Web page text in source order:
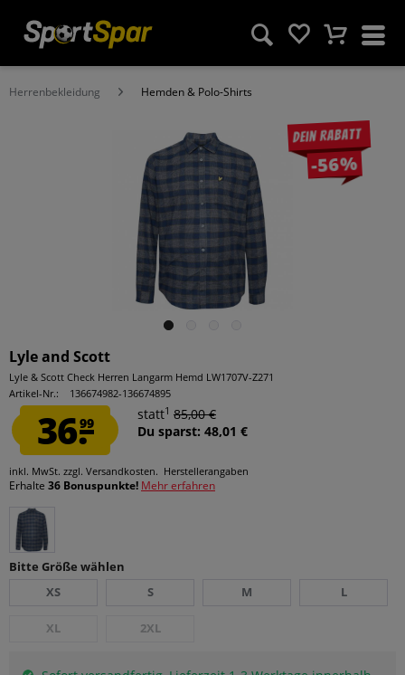
Herrenbekleidung Hemden & Polo-Shirts
Dein Rabatt
-56%
Lyle and Scott
Lyle & Scott Check Herren Langarm Hemd LW1707V-Z271
Artikel-Nr.:
136674982-136674895
36.99
statt1 85,00 €
Du sparst: 48,01 €
inkl. MwSt. zzgl. Versandkosten. Herstellerangaben
Erhalte 36 Bonuspunkte! Mehr erfahren
Bitte Größe wählen
XS
S M L
XL 2XL